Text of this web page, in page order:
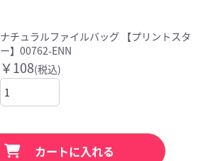
ナチュラルファイルバッグ 【プリントスタ
ー】00762-ENN
￥108(税込)
カートに入れる